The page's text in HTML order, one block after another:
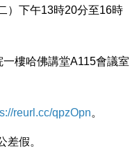
）下午13時20分至16時
樓哈佛講堂A115會議室
reurl.cc/qpzOpn。
差假。